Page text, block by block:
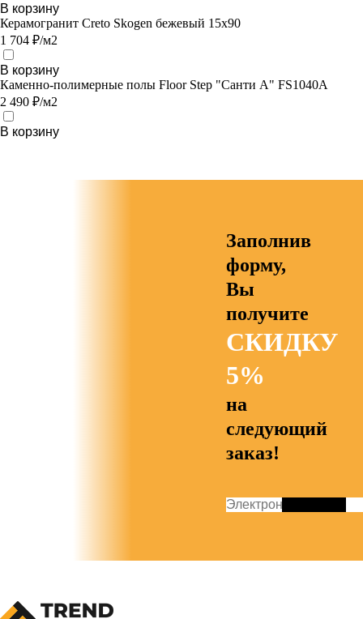
В корзину
Керамогранит Creto Skogen бежевый 15х90
1 704 ₽/м2
В корзину
Каменно-полимерные полы Floor Step "Санти A" FS1040A
2 490 ₽/м2
В корзину
Заполнив
форму,
Вы
получите
СКИДКУ
5%
на
следующий
заказ!